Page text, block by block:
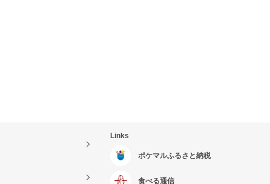
Links
ポケマルふるさと納税
食べる通信